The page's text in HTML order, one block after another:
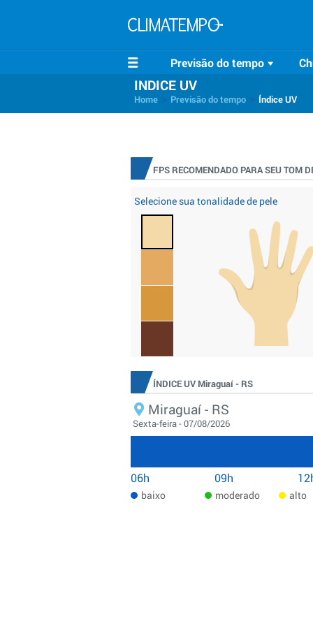
Previsão do tempo
INDICE UV
Home Previsão do tempo Índice UV
FPS RECOMENDADO PARA SEU TOM
Selecione sua tonalidade de pele
ÍNDICE UV Miraguaí - RS
Miraguaí - RS
Sexta-feira - 07/08/2026
06h 09h
baixo moderado alto